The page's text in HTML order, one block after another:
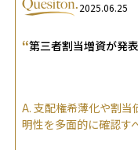
2025.06.25
“第三者割当増資が発
A. 支配権希薄化や割当
明性を多面的に確認す